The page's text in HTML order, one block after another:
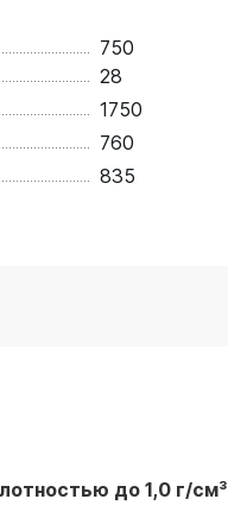
750
28
1750
760
835
до 1,0 г/см³